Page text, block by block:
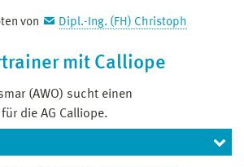
von
Dipl.-Ing. (FH) Christoph
mit Calliope
(AWO) sucht einen
die AG Calliope.